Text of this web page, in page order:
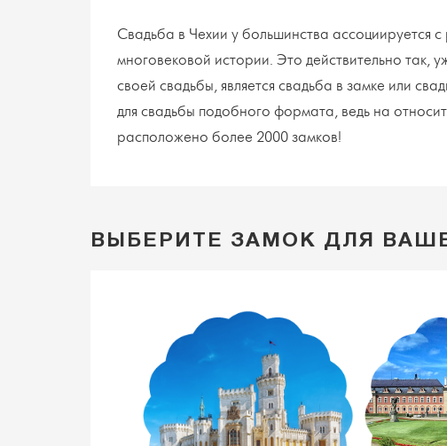
Свадьба в Чехии у большинства ассоциируется
многовековой истории. Это действительно так,
своей свадьбы, является свадьба в замке или
для свадьбы подобного формата, ведь на
расположено более 2000 замков!
ВЫБЕРИТЕ ЗАМОК ДЛЯ